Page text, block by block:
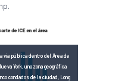
vía pública dentro del Área de
York, una zona geográfica
condados de la ciudad, Long